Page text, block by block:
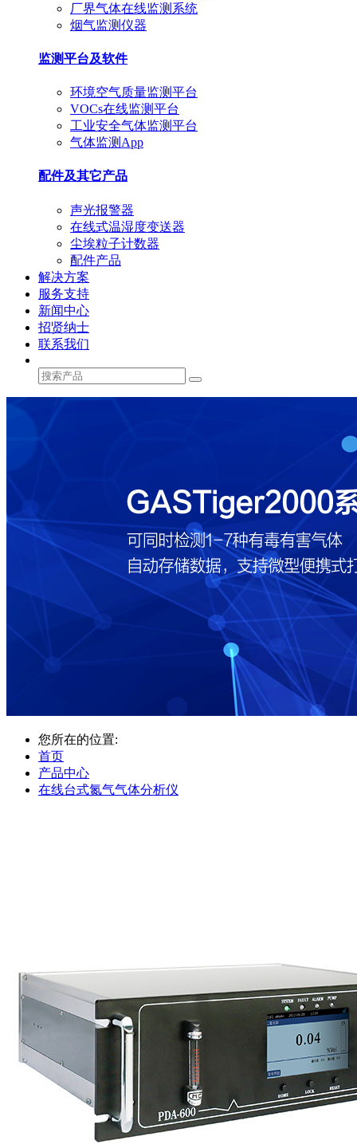
厂界气体在线监测系统
烟气监测仪器
监测平台及软件
环境空气质量监测平台
VOCs在线监测平台
工业安全气体监测平台
气体监测App
配件及其它产品
声光报警器
在线式温湿度变送器
尘埃粒子计数器
配件产品
解决方案
服务支持
新闻中心
招贤纳士
联系我们
您所在的位置:
首页
产品中心
在线台式氮气气体分析仪